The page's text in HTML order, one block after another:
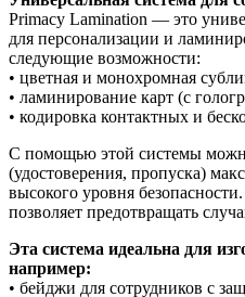
Primacy Lamination — это
для персонализации и
следующие возможности:
• цветная и монохромная
• ламинирование карт (с
• кодировка контактных и
С помощью этой системы
(удостоверения, пропуска)
высокого уровня
позволяет предотвращать
Эта система идеальна для
например:
• бейджи для сотрудников с